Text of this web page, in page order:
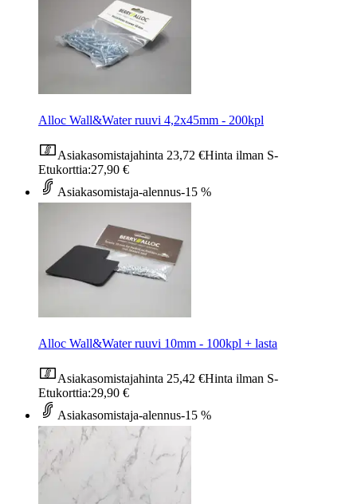
Alloc Wall&Water ruuvi 4,2x45mm - 200kpl
Asiakasomistajahinta 23,72 €Hinta ilman S-
Etukorttia:27,90 €
Asiakasomistaja-alennus-15 %
Alloc Wall&Water ruuvi 10mm - 100kpl + lasta
Asiakasomistajahinta 25,42 €Hinta ilman S-
Etukorttia:29,90 €
Asiakasomistaja-alennus-15 %